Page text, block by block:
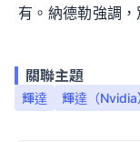
有。納德勒強調
關聯主題
輝達 輝達（Nvidia